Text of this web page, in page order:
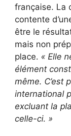
française. La
contente
être le
mais non
place. « Elle
élément
même. C’est
international
excluant la
celle-ci. »